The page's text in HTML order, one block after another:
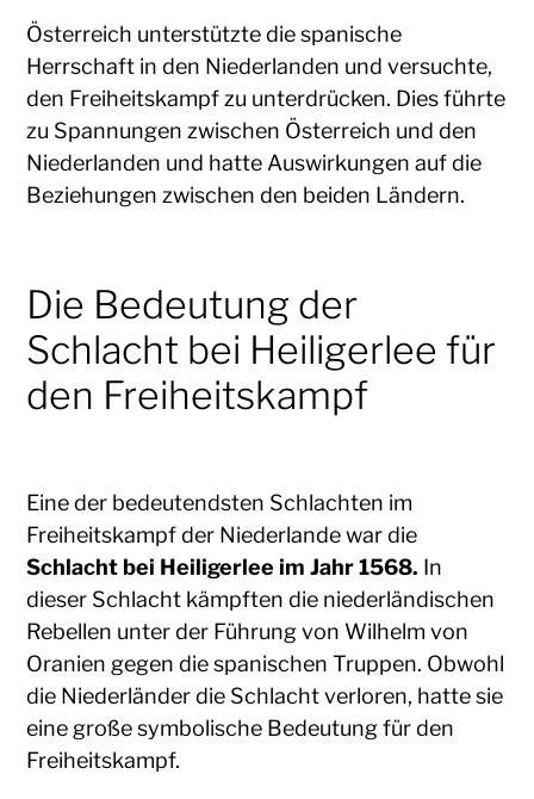
Österreich unterstützte die spanische
Herrschaft in den Niederlanden und versuchte,
den Freiheitskampf zu unterdrücken. Dies führte
zu Spannungen zwischen Österreich und den
Niederlanden und hatte Auswirkungen auf die
Beziehungen zwischen den beiden Ländern.
Die Bedeutung der
Schlacht bei Heiligerlee für
den Freiheitskampf
Eine der bedeutendsten Schlachten im
Freiheitskampf der Niederlande war die
Schlacht bei Heiligerlee im Jahr 1568. In
dieser Schlacht kämpften die niederländischen
Rebellen unter der Führung von Wilhelm von
Oranien gegen die spanischen Truppen. Obwohl
die Niederländer die Schlacht verloren, hatte sie
eine große symbolische Bedeutung für den
Freiheitskampf.